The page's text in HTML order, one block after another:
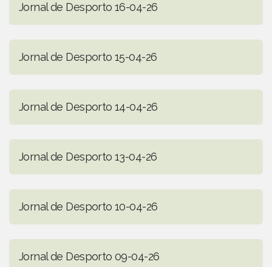
Jornal de Desporto 16-04-26
Jornal de Desporto 15-04-26
Jornal de Desporto 14-04-26
Jornal de Desporto 13-04-26
Jornal de Desporto 10-04-26
Jornal de Desporto 09-04-26